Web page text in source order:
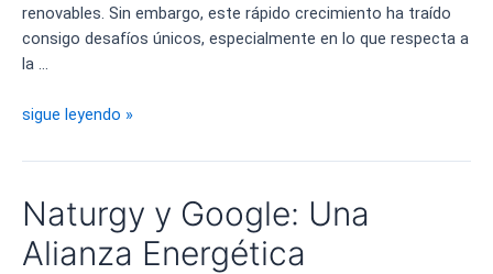
renovables. Sin embargo, este rápido crecimiento ha traído
consigo desafíos únicos, especialmente en lo que respecta a
la …
Fuentes
energía
en
Portugal
sigue leyendo »
Naturgy y Google: Una
Alianza Energética